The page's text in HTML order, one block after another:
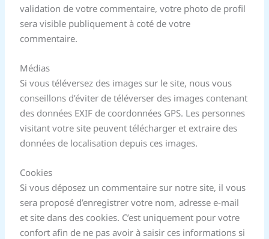
validation de votre commentaire, votre photo de profil
sera visible publiquement à coté de votre
commentaire.
Médias
Si vous téléversez des images sur le site, nous vous
conseillons d’éviter de téléverser des images contenant
des données EXIF de coordonnées GPS. Les personnes
visitant votre site peuvent télécharger et extraire des
données de localisation depuis ces images.
Cookies
Si vous déposez un commentaire sur notre site, il vous
sera proposé d’enregistrer votre nom, adresse e-mail
et site dans des cookies. C’est uniquement pour votre
confort afin de ne pas avoir à saisir ces informations si